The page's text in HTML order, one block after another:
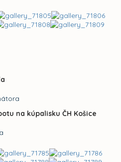
na kúpalisku ČH Košice